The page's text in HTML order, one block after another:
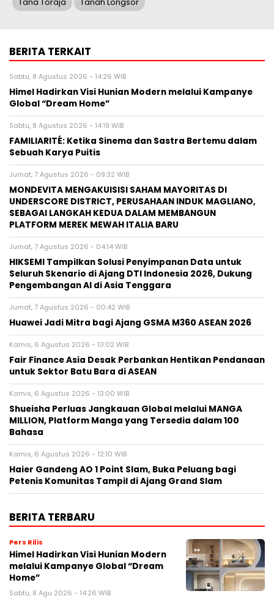
BERITA TERKAIT
Sabtu, 8 Agustus 2026 - 14:26 WIB
Himel Hadirkan Visi Hunian Modern melalui Kampanye
Global “Dream Home”
Sabtu, 8 Agustus 2026 - 14:19 WIB
FAMILIARITÉ: Ketika Sinema dan Sastra Bertemu dalam
Sebuah Karya Puitis
Jumat, 7 Agustus 2026 - 09:32 WIB
MONDEVITA MENGAKUISISI SAHAM MAYORITAS DI
UNDERSCORE DISTRICT, PERUSAHAAN INDUK MAGLIANO,
SEBAGAI LANGKAH KEDUA DALAM MEMBANGUN
PLATFORM MEREK MEWAH ITALIA BARU
Jumat, 7 Agustus 2026 - 04:14 WIB
HIKSEMI Tampilkan Solusi Penyimpanan Data untuk
Seluruh Skenario di Ajang DTI Indonesia 2026, Dukung
Pengembangan AI di Asia Tenggara
Jumat, 7 Agustus 2026 - 00:42 WIB
Huawei Jadi Mitra bagi Ajang GSMA M360 ASEAN 2026
Kamis, 6 Agustus 2026 - 13:02 WIB
Fair Finance Asia Desak Perbankan Hentikan Pendanaan
untuk Sektor Batu Bara di ASEAN
Kamis, 6 Agustus 2026 - 13:00 WIB
Shueisha Perluas Jangkauan Global melalui MANGA
MILLION, Platform Manga yang Tersedia dalam 100
Bahasa
Kamis, 6 Agustus 2026 - 12:10 WIB
Haier Gandeng AO 1 Point Slam, Buka Peluang bagi
Petenis Komunitas Tampil di Ajang Grand Slam
BERITA TERBARU
Pers Rilis
Himel Hadirkan Visi Hunian Modern
melalui Kampanye Global “Dream
Home”
Sabtu, 8 Agu 2026 - 14:26 WIB